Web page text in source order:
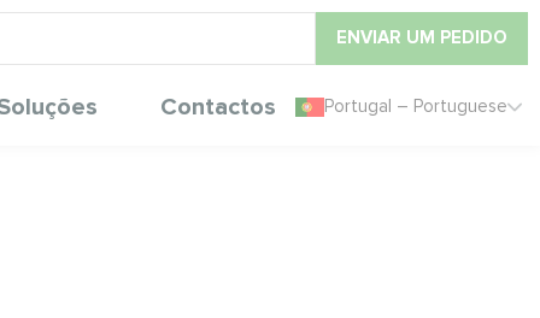
ENVIAR UM PEDIDO
Contactos Portugal – Portuguese